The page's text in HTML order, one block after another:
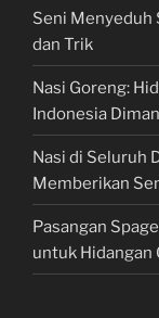
Seni Menyeduh
dan Trik
Nasi Goreng:
Indonesia
Nasi di Seluruh
Memberikan
Pasangan
untuk Hidangan